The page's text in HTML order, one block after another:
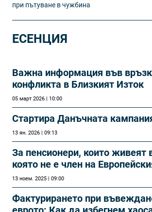
при пътуване в чужбина
ЕСЕНЦИЯ
Важна информация във
конфликта в Близкият Изток
05 март 2026 | 10:00
Стартира Данъчната
13 ян. 2026 | 09:13
За пенсионери, които живеят
която не е член на
13 ноем. 2025 | 09:00
Фактурирането при